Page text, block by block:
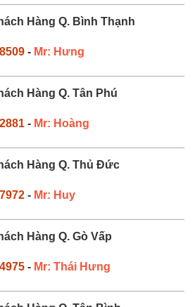
Hàng Q. Bình Thạnh
- Mr: Hưng
Hàng Q. Tân Phú
- Mr: Hoàng
Hàng Q. Thủ Đức
- Mr: Huy
Hàng Q. Gò Vấp
- Mr: Thái Hưng